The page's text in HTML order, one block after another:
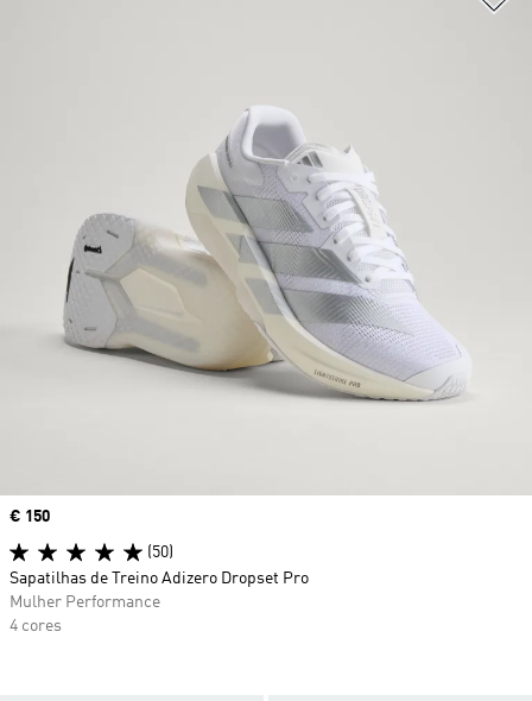
Price
€ 150
(50)
Sapatilhas de Treino Adizero Dropset Pro
Mulher Performance
4 cores